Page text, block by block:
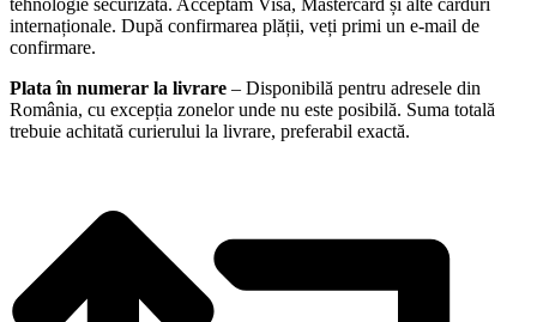
internaționale. După confirmarea plății, veți primi un e-mail de
confirmare.
Plata în numerar la livrare – Disponibilă pentru adresele din
România, cu excepția zonelor unde nu este posibilă. Suma totală
trebuie achitată curierului la livrare, preferabil exactă.